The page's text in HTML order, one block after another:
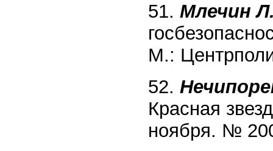
51. Млечин
М.:
52.
Красная
ноября. №